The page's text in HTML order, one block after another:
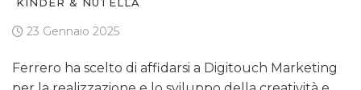
23 Gennaio 2025
Ferrero ha scelto di affidarsi a Digitouch Marketing